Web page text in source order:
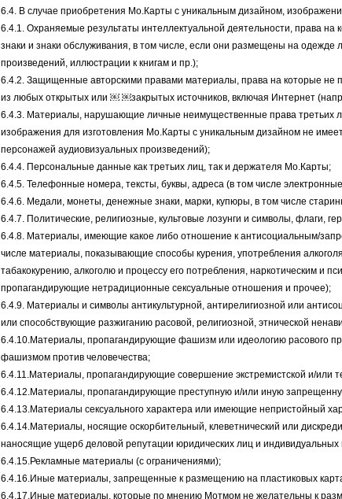
6.4. В случае приобретения Мо.Карты с уникальным дизайном,
6.4.1. Охраняемые результаты интеллектуальной деятельности, права
знаки и знаки обслуживания, в том числе, если они размещены на
произведений, иллюстрации к книгам и пр.);
6.4.2. Защищенные авторскими правами материалы, права на которые
из любых открытых или ￼ ￼закрытых источников, включая Интернет
6.4.3. Материалы, нарушающие личные неимущественные права третьих
изображения для изготовления Мо.Карты с уникальным дизайном не
персонажей аудиовизуальных произведений);
6.4.4. Персональные данные как третьих лиц, так и держателя Мо.Карты;
6.4.5. Телефонные номера, тексты, буквы, адреса (в том числе
6.4.6. Медали, монеты, денежные знаки, марки, купюры, в том числе
6.4.7. Политические, религиозные, культовые лозунги и символы, флаги,
6.4.8. Материалы, имеющие какое либо отношение к антисоциальным/
числе материалы, показывающие способы курения, употребления
табакокурению, алкоголю и процессу его потребления, наркотическим и
пропагандирующие нетрадиционные сексуальные отношения и прочее);
6.4.9. Материалы и символы антикультурной, антирелигиозной или
или способствующие разжиганию расовой, религиозной, этнической
6.4.10.Материалы, пропагандирующие фашизм или идеологию расового
фашизмом против человечества;
6.4.11.Материалы, пропагандирующие совершение экстремистской и/или
6.4.12.Материалы, пропагандирующие преступную и/или иную
6.4.13.Материалы сексуального характера или имеющие непристойный
6.4.14.Материалы, носящие оскорбительный, клеветнический или
наносящие ущерб деловой репутации юридических лиц и
6.4.15.Рекламные материалы (с ограничениями);
6.4.16.Иные материалы, запрещенные к размещению на пластиковых
6.4.17.Иные материалы, которые по мнению Мотмом не желательны к